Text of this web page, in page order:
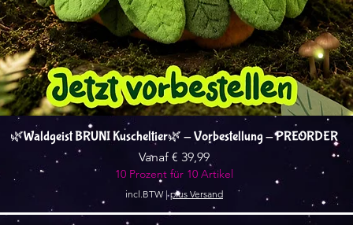
Snel overzicht
🌿Waldgeist BRUNI Kuscheltier🌿 - Vorbestellung - PREORDER
Vanaf € 39,99
Verkoopprijs
10 Prozent für 10 Artikel
incl.BTW |plus Versand